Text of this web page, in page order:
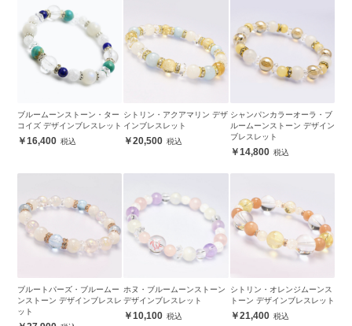
ブルームーンストーン・ター
コイズ デザインブレスレット
16,400
シトリン・アクアマリン デザ
インブレスレット
20,500
シャンパンカラーオーラ・ブ
ルームーンストーン デザイン
ブレスレット
14,800
ブルートパーズ・ブルームー
ンストーン デザインブレスレ
ット
ホヌ・ブルームーンストーン
デザインブレスレット
10,100
シトリン・オレンジムーンス
トーン デザインブレスレット
21,400